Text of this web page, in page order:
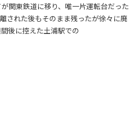
関東鉄道に移り、唯一片運転台だった
された後もそのまま残ったが徐々に廃
後に控えた土浦駅での